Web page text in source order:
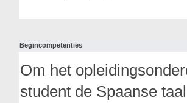
Begincompetenties
Om het
student de Spaanse